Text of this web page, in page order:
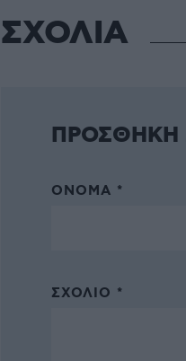
ΣΧΟΛΙΑ
ΠΡΟΣΘΗΚΗ
ΌΝΟΜΑ *
ΣΧΌΛΙΟ *